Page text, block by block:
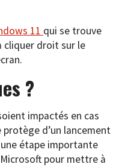
11 qui se trouve
cliquer droit sur le
?
impactés en cas
d’un lancement
étape importante
pour mettre à